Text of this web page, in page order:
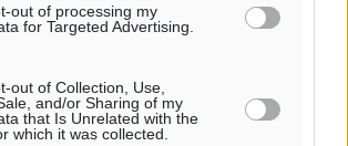
out of processing my
for Targeted Advertising.
out of Collection, Use,
and/or Sharing of my
that Is Unrelated with the
which it was collected.
Πρωταθλήματος Κ20 στα σωματεία
λεπτά
Στίβου: Πότε αγωνίζονται η
Σπανουδάκη και ο Κριτούλης